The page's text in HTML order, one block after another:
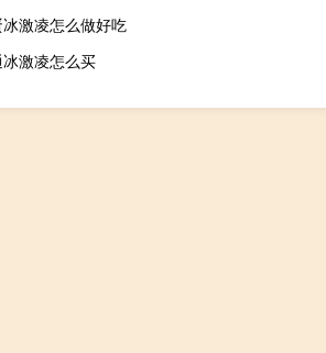
激凌怎么做好吃
激凌怎么买